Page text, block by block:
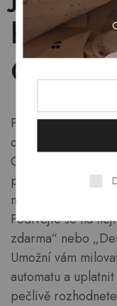
hraní
Cocktail
Pro uchované
obrazovka s
Chcete-li si
podívejte se na
nabízí hry
Podívejte se na
zdarma“ nebo
Umožní vám
automatu a
pečlivě